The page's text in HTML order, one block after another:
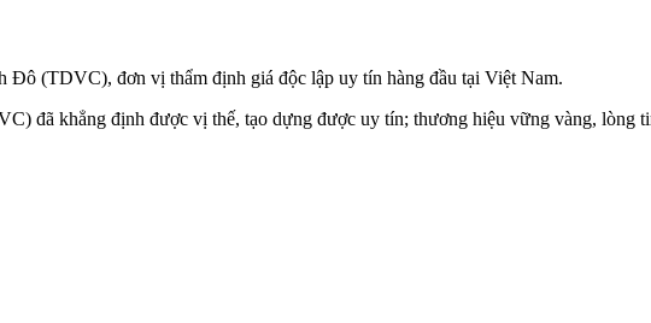
Đô (TDVC), đơn vị thẩm định giá độc lập uy tín hàng đầu tại Việt Nam.
đã khẳng định được vị thế, tạo dựng được uy tín; thương hiệu vững vàng, lòng